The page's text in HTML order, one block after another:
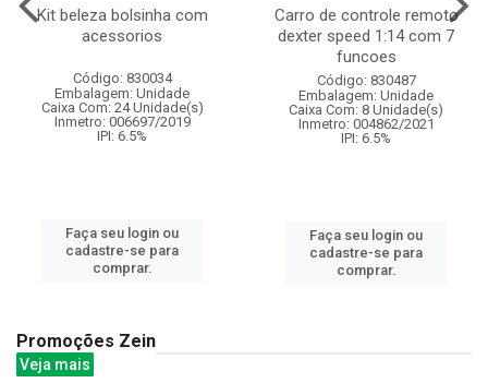
Kit beleza bolsinha com
acessorios
Código: 830034
Embalagem: Unidade
Caixa Com: 24 Unidade(s)
Inmetro: 006697/2019
IPI: 6.5%
Faça seu login ou
cadastre-se para
comprar.
Carro de controle remoto
dexter speed 1:14 com 7
funcoes
Código: 830487
Embalagem: Unidade
Caixa Com: 8 Unidade(s)
Inmetro: 004862/2021
IPI: 6.5%
Faça seu login ou
cadastre-se para
comprar.
Promoções Zein
Veja mais